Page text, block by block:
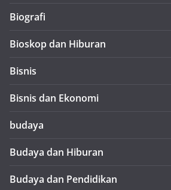
Biografi
Bioskop dan Hiburan
Bisnis
Bisnis dan Ekonomi
budaya
Budaya dan Hiburan
Budaya dan Pendidikan